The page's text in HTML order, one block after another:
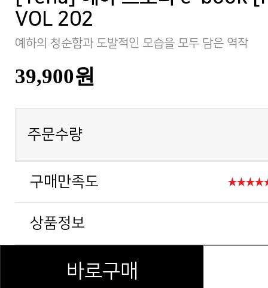
VOL 202
예하의 청순함과 도발적인 모습을 모두 담은 역작
39,900원
주문수량
구매만족도
상품정보
바로구매